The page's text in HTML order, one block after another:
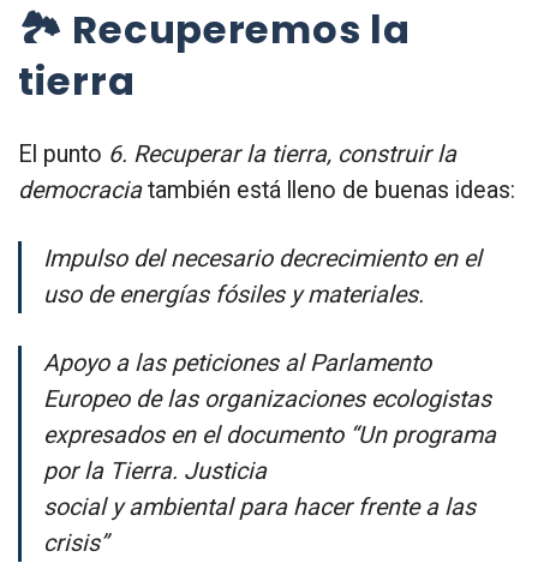
🏞 Recuperemos la
tierra
El punto 6. Recuperar la tierra, construir la
democraciatambién está lleno de buenas ideas:
Impulso del necesario decrecimiento en el
uso de energías fósiles y materiales.
Apoyo a las peticiones al Parlamento
Europeo de las organizaciones ecologistas
expresados en el documento “Un programa
por la Tierra. Justicia
social y ambiental para hacer frente a las
crisis”